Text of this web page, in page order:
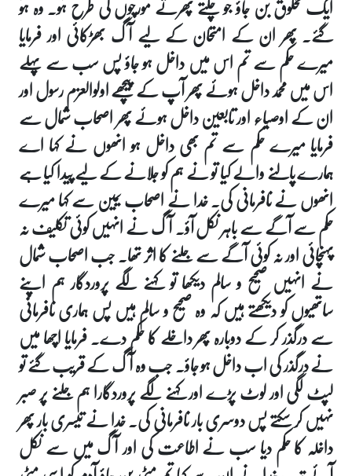
گئے۔ پھر ان کے امتحان کے لیے آگ بھڑکائی اور فرمایا
میرے حکم سے تم اس میں داخل ہو جاؤ پس سب سے پہلے
اس میں محمد داخل ہوئے پھر آپ کے پیچھے اولوالعزم رسول اور
ان کے اوصیاء اور تابعین داخل ہوئے پھر اصحاب شمال سے
فرمایا میرے حکم سے تم بھی داخل ہو انھوں نے کہا اے
ہمارے پالنے والے کیا تو نے ہم کو جلانے کے لیے پیدا کیا ہے
انھوں نے نافرمانی کی۔ خدا نے اصحاب یمین سے کہا میرے
حکم سے آگے سے باہر نکل آؤ۔ آگ نے انہیں کوئی تکلیف نہ
پہنچائی اور نہ کوئی آگے سے جلنے کا اثر تھا۔ جب اصحاب شمال
نے انہیں صحیح و سالم دیکھا تو کہنے لگے پروردگار ہم اپنے
ساتھیوں کو دیکھتے ہیں کہ وہ صحیح و سالم ہیں پس ہماری نافرمانی
سے درگذر کر کے دوبارہ پھر داخلے کا حکم دے۔ فرمایا اچھا میں
نے درگذر کی اب داخل ہو جاؤ۔ جب وہ آگ کے قریب گئے تو
لپٹ لگی اور لوٹ پڑے اور کہنے لگے پروردگارا ہم جلنے پر صبر
نہیں کر سکتے پس دوسری بار نافرمانی کی۔ خدا نے تیسری بار پھر
داخلہ کا حکم دیا سب نے اطاعت کی اور آگ میں سے نکل